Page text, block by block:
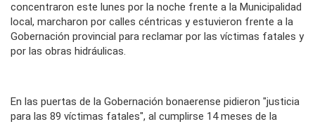
concentraron este lunes por la noche frente a la Municipalidad
local, marcharon por calles céntricas y estuvieron frente a la
Gobernación provincial para reclamar por las víctimas fatales y
por las obras hidráulicas.
En las puertas de la Gobernación bonaerense pidieron "justicia
para las 89 víctimas fatales", al cumplirse 14 meses de la